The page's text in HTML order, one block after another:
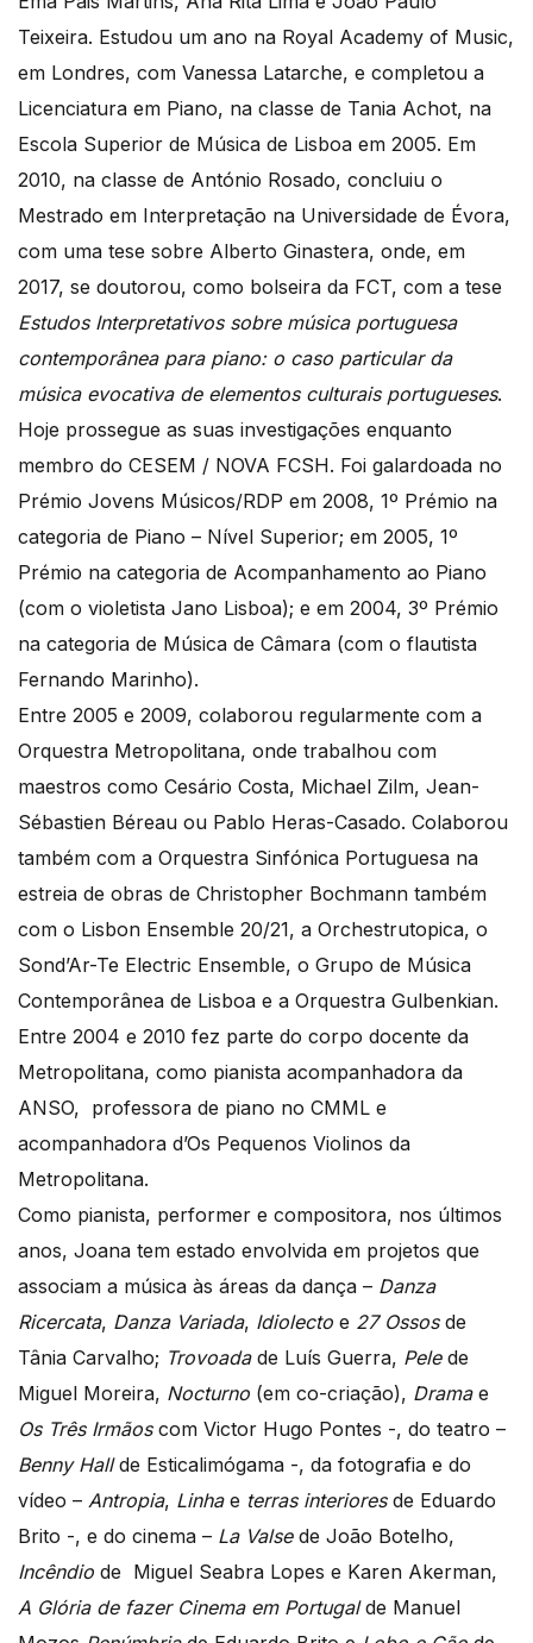
Teixeira. Estudou um ano na Royal Academy of Music,
em Londres, com Vanessa Latarche, e completou a
Licenciatura em Piano, na classe de Tania Achot, na
Escola Superior de Música de Lisboa em 2005. Em
2010, na classe de António Rosado, concluiu o
Mestrado em Interpretação na Universidade de Évora,
com uma tese sobre Alberto Ginastera, onde, em
2017, se doutorou, como bolseira da FCT, com a tese
Estudos Interpretativos sobre música portuguesa
contemporânea para piano: o caso particular da
música evocativa de elementos culturais portugueses.
Hoje prossegue as suas investigações enquanto
membro do CESEM / NOVA FCSH. Foi galardoada no
Prémio Jovens Músicos/RDP em 2008, 1º Prémio na
categoria de Piano – Nível Superior; em 2005, 1º
Prémio na categoria de Acompanhamento ao Piano
(com o violetista Jano Lisboa); e em 2004, 3º Prémio
na categoria de Música de Câmara (com o flautista
Fernando Marinho).
Entre 2005 e 2009, colaborou regularmente com a
Orquestra Metropolitana, onde trabalhou com
maestros como Cesário Costa, Michael Zilm, Jean-
Sébastien Béreau ou Pablo Heras-Casado. Colaborou
também com a Orquestra Sinfónica Portuguesa na
estreia de obras de Christopher Bochmann também
com o Lisbon Ensemble 20/21, a Orchestrutopica, o
Sond’Ar-Te Electric Ensemble, o Grupo de Música
Contemporânea de Lisboa e a Orquestra Gulbenkian.
Entre 2004 e 2010 fez parte do corpo docente da
Metropolitana, como pianista acompanhadora da
ANSO, professora de piano no CMML e
acompanhadora d’Os Pequenos Violinos da
Metropolitana.
​​Como pianista, performer e compositora, nos últimos
anos, Joana tem estado envolvida em projetos que
associam a música às áreas da dança – Danza
Ricercata, Danza Variada, Idiolecto e 27 Ossosde
Tânia Carvalho; Trovoadade Luís Guerra, Pelede
Miguel Moreira, Nocturno (em co-criação), Dramae
Os Três Irmãoscom Victor Hugo Pontes -, do teatro –
Benny Hallde Esticalimógama -, da fotografia e do
vídeo – Antropia, Linhae terras interioresde Eduardo
Brito -, e do cinema – La Valsede João Botelho,
Incêndio de Miguel Seabra Lopes e Karen Akerman,
A Glória de fazer Cinema em Portugalde Manuel